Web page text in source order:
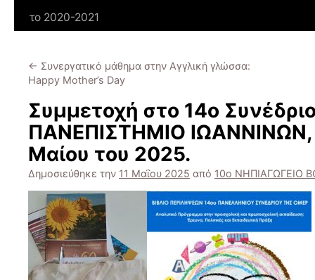
το 2020-2021
← Συνεργατικό μάθημα στην Αγγλική γλώσσα:
Happy Mother’s Day
Συμμετοχή στο 14ο
ΠΑΝΕΠΙΣΤΗΜΙΟ ΙΩΑΝΝΙΝΩΝ,
Μαίου του 2025.
Δημοσιεύθηκε την 11 Μαΐου 2025 από 10ο ΝΗΠΙΑΓΩΓΕΙΟ